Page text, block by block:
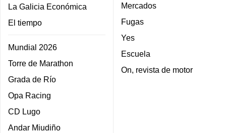
La Galicia Económica
El tiempo
Mundial 2026
Torre de Marathon
Grada de Río
Opa Racing
CD Lugo
Andar Miudiño
Mercados
Fugas
Yes
Escuela
On, revista de motor